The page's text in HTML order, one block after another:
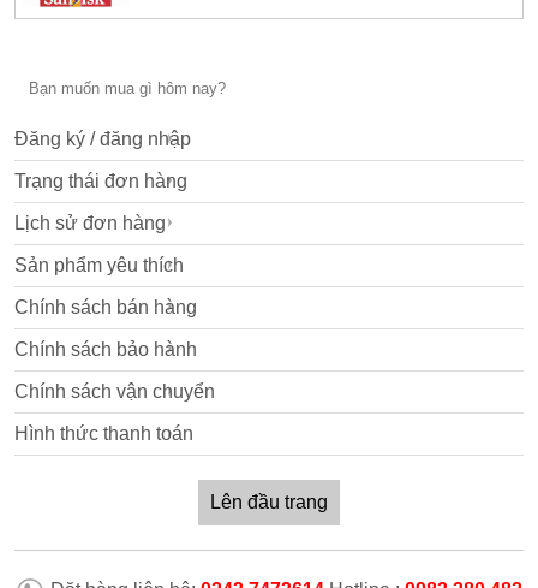
Đăng ký / đăng nhập
Trạng thái đơn hàng
Lịch sử đơn hàng
Sản phẩm yêu thích
Chính sách bán hàng
Chính sách bảo hành
Chính sách vận chuyển
Hình thức thanh toán
Lên đầu trang